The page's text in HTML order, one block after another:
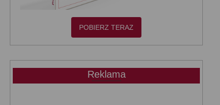
POBIERZ TERAZ
Reklama